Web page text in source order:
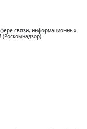
связи, информационных
(Роскомнадзор)